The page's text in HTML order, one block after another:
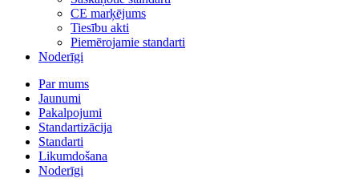
CE marķējums
Tiesību akti
Piemērojamie standarti
Noderīgi
Par mums
Jaunumi
Pakalpojumi
Standartizācija
Standarti
Likumdošana
Noderīgi